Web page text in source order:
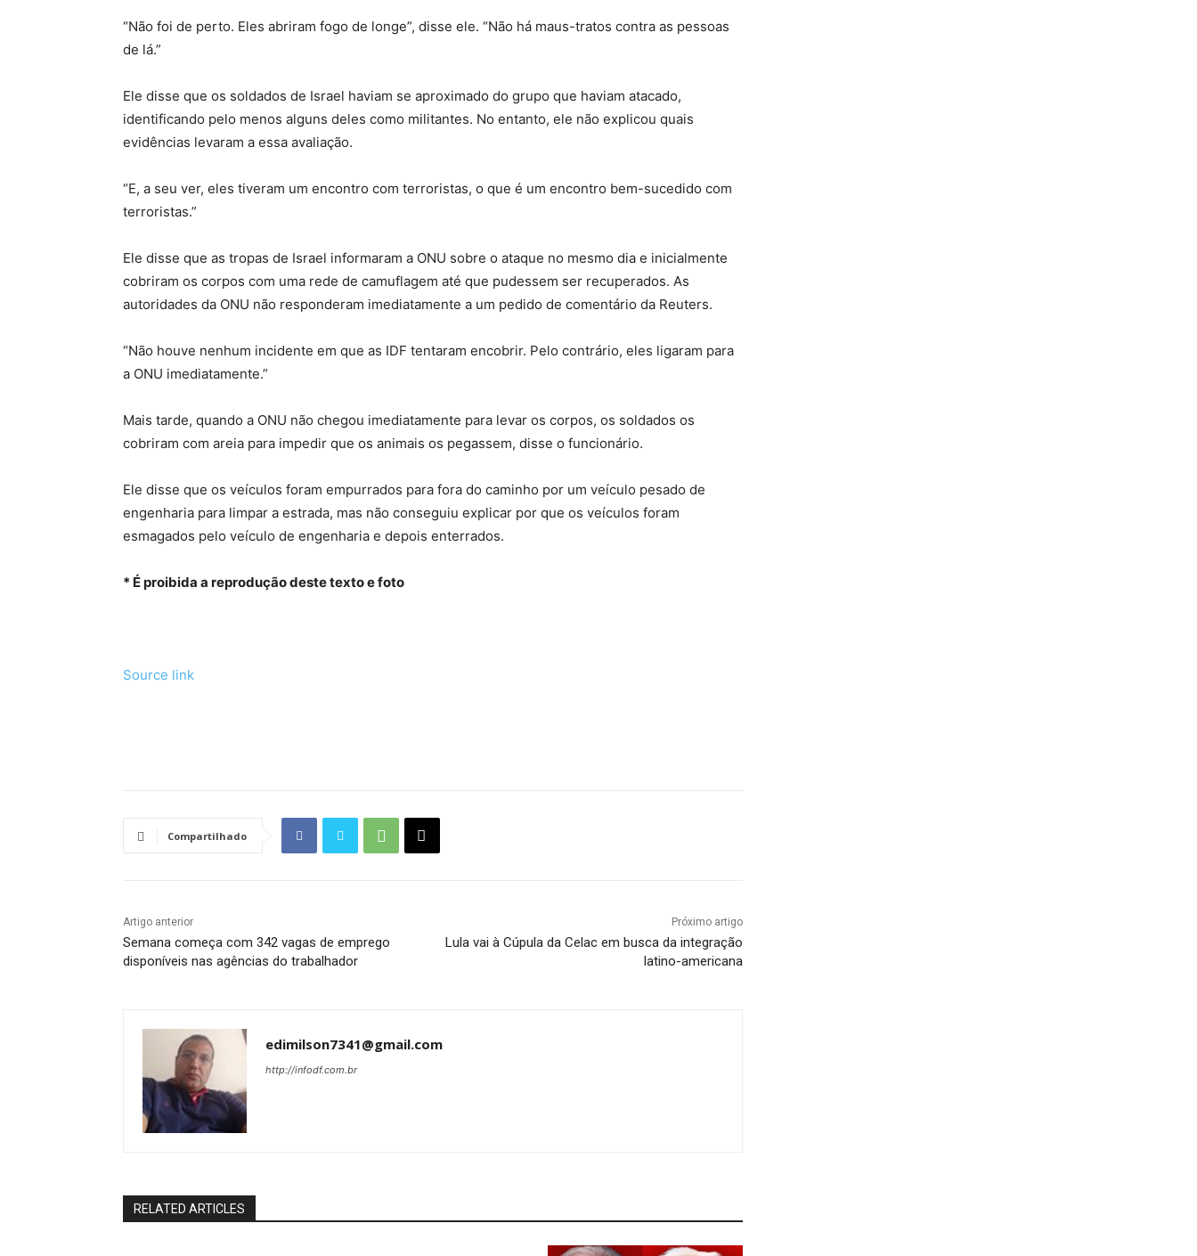
“Não foi de perto. Eles abriram fogo de longe”, disse ele. “Não há maus-tratos contra as pessoas
de lá.”
Ele disse que os soldados de Israel haviam se aproximado do grupo que haviam atacado,
identificando pelo menos alguns deles como militantes. No entanto, ele não explicou quais
evidências levaram a essa avaliação.
“E, a seu ver, eles tiveram um encontro com terroristas, o que é um encontro bem-sucedido com
terroristas.”
Ele disse que as tropas de Israel informaram a ONU sobre o ataque no mesmo dia e inicialmente
cobriram os corpos com uma rede de camuflagem até que pudessem ser recuperados. As
autoridades da ONU não responderam imediatamente a um pedido de comentário da Reuters.
“Não houve nenhum incidente em que as IDF tentaram encobrir. Pelo contrário, eles ligaram para
a ONU imediatamente.”
Mais tarde, quando a ONU não chegou imediatamente para levar os corpos, os soldados os
cobriram com areia para impedir que os animais os pegassem, disse o funcionário.
Ele disse que os veículos foram empurrados para fora do caminho por um veículo pesado de
engenharia para limpar a estrada, mas não conseguiu explicar por que os veículos foram
esmagados pelo veículo de engenharia e depois enterrados.
* É proibida a reprodução deste texto e foto
Source link
Compartilhado
Artigo anterior
Semana começa com 342 vagas de emprego
disponíveis nas agências do trabalhador
Próximo artigo
Lula vai à Cúpula da Celac em busca da integração
latino-americana
edimilson7341@gmail.com
http://infodf.com.br
RELATED ARTICLES